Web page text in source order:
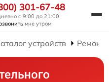
301-67-48
с 9:00 до 21:00
мне утром
устройств Ремонт